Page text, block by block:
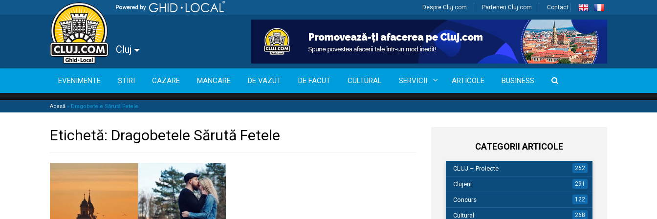
Despre Cluj.com Parteneri Cluj.com Contact
Cluj
EVENIMENTE ȘTIRI CAZARE MANCARE DE VAZUT DE FACUT CULTURAL SERVICII ARTICOLE BUSINESS
Acasă » Dragobetele Sărută Fetele
Etichetă: Dragobetele Sărută Fetele
CATEGORII ARTICOLE
CLUJ – Proiecte 262
Clujeni 291
Concurs 122
Cultural 268